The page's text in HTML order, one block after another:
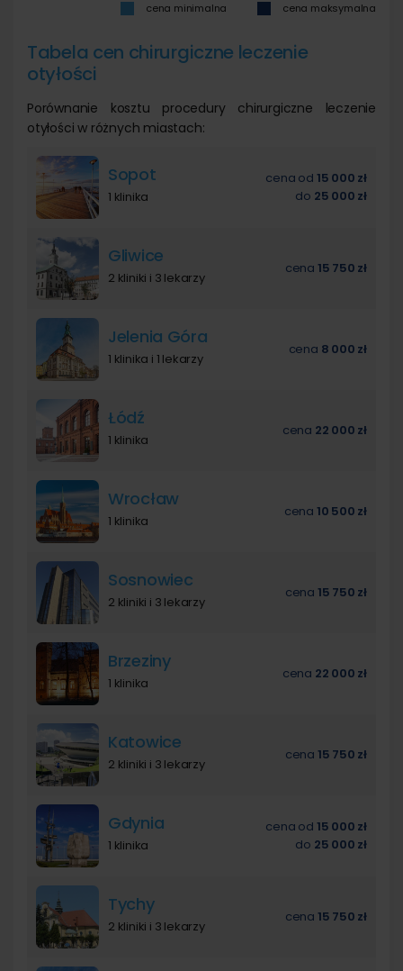
cena minimalna cena maksymalna
Tabela cen chirurgiczne leczenie
otyłości
Porównanie kosztu procedury chirurgiczne leczenie
otyłości w różnych miastach:
Sopot
1 klinika
cena od 15 000 zł
do 25 000 zł
Gliwice
2 kliniki i 3 lekarzy
cena 15 750 zł
Jelenia Góra
1 klinika i 1 lekarzy
cena 8 000 zł
Łódź
1 klinika
cena 22 000 zł
Wrocław
1 klinika
cena 10 500 zł
Sosnowiec
2 kliniki i 3 lekarzy
cena 15 750 zł
Brzeziny
1 klinika
cena 22 000 zł
Katowice
2 kliniki i 3 lekarzy
cena 15 750 zł
Gdynia
1 klinika
cena od 15 000 zł
do 25 000 zł
Tychy
2 kliniki i 3 lekarzy
cena 15 750 zł